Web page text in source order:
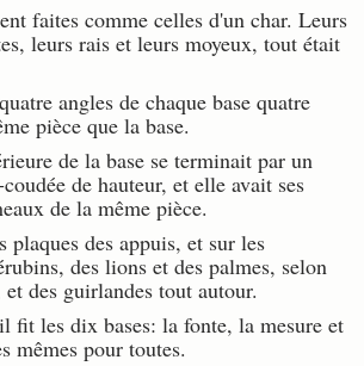
faites comme celles d'un char. Leurs
leurs rais et leurs moyeux, tout était
angles de chaque base quatre
pièce que la base.
de la base se terminait par un
de hauteur, et elle avait ses
de la même pièce.
plaques des appuis, et sur les
des lions et des palmes, selon
des guirlandes tout autour.
fit les dix bases: la fonte, la mesure et
mêmes pour toutes.